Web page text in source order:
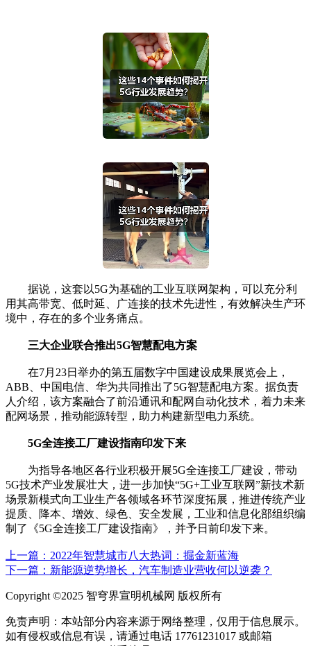
据说，这套以5G为基础的工业互联网架构，可以充分利
用其高带宽、低时延、广连接的技术先进性，有效解决生产环
境中，存在的多个业务痛点。
三大企业联合推出5G智慧配电方案
在7月23日举办的第五届数字中国建设成果展览会上，
ABB、中国电信、华为共同推出了5G智慧配电方案。据负责
人介绍，该方案融合了前沿通讯和配网自动化技术，着力未来
配网场景，推动能源转型，助力构建新型电力系统。
5G全连接工厂建设指南印发下来
为指导各地区各行业积极开展5G全连接工厂建设，带动
5G技术产业发展壮大，进一步加快“5G+工业互联网”新技术新
场景新模式向工业生产各领域各环节深度拓展，推进传统产业
提质、降本、增效、绿色、安全发展，工业和信息化部组织编
制了《5G全连接工厂建设指南》，并予日前印发下来。
上一篇：2022年智慧城市八大热词：掘金新蓝海
下一篇：新能源逆势增长，汽车制造业营收何以逆袭？
Copyright ©2025 智穹界宣明机械网 版权所有
免责声明：本站部分内容来源于网络整理，仅用于信息展示。
如有侵权或信息有误，请通过电话 17761231017 或邮箱